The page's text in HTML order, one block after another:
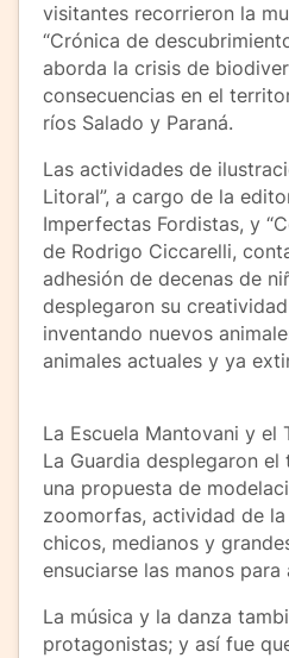
visitantes recorrieron la
“Crónica de
aborda la crisis de
consecuencias en el
ríos Salado y Paraná.
Las actividades de
Litoral”, a cargo de la
Imperfectas Fordistas, y
de Rodrigo Ciccarelli,
adhesión de decenas de
desplegaron su
inventando nuevos
animales actuales y ya
La Escuela Mantovani y el
La Guardia desplegaron
una propuesta de
zoomorfas, actividad de
chicos, medianos y
ensuciarse las manos
La música y la danza
protagonistas; y así fue